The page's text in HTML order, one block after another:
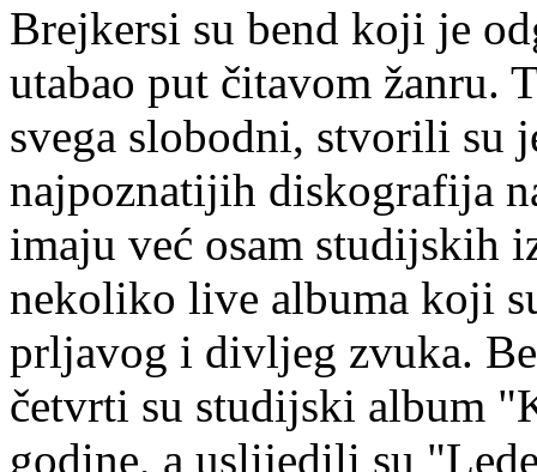
Brejkersi su bend koji je
utabao put čitavom žanru.
svega slobodni, stvorili su
najpoznatijih diskografija
imaju već osam studijskih
nekoliko live albuma koji
prljavog i divljeg zvuka.
četvrti su studijski album
godine, a uslijedili su